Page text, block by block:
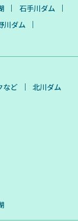
石手川ダム
川ダム
など 北川ダム